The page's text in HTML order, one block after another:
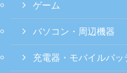
ゲーム
パソコン・周辺機器
充電器・モバイルバッ